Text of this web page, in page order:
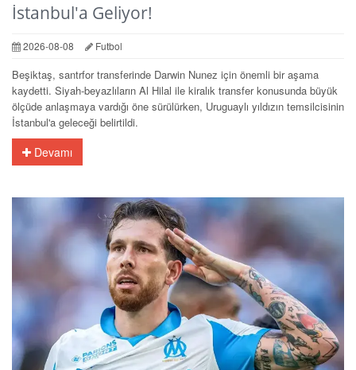
İstanbul'a Geliyor!
2026-08-08 Futbol
Beşiktaş, santrfor transferinde Darwin Nunez için önemli bir aşama
kaydetti. Siyah-beyazlıların Al Hilal ile kiralık transfer konusunda büyük
ölçüde anlaşmaya vardığı öne sürülürken, Uruguaylı yıldızın temsilcisinin
İstanbul'a geleceği belirtildi.
Devamı